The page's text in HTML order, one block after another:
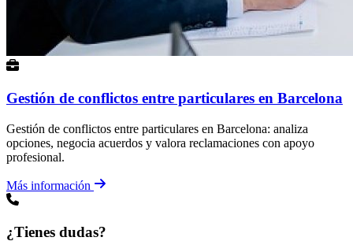
Gestión de conflictos entre particulares en Barcelona
Gestión de conflictos entre particulares en Barcelona: analiza
opciones, negocia acuerdos y valora reclamaciones con apoyo
profesional.
Más información
¿Tienes dudas?